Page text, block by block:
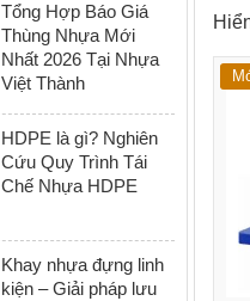
Tổng Hợp Báo Giá
Thùng Nhựa Mới
Nhất 2026 Tại Nhựa
Việt Thành
HDPE là gì? Nghiên
Cứu Quy Trình Tái
Chế Nhựa HDPE
Khay nhựa đựng linh
kiện – Giải pháp lưu